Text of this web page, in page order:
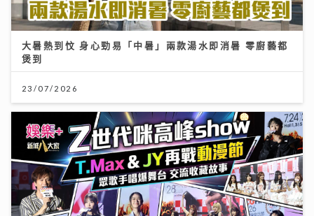
大暑熱到忟 身心勁易「中暑」兩款湯水即消暑 零廚藝都
煲到
23/07/2026